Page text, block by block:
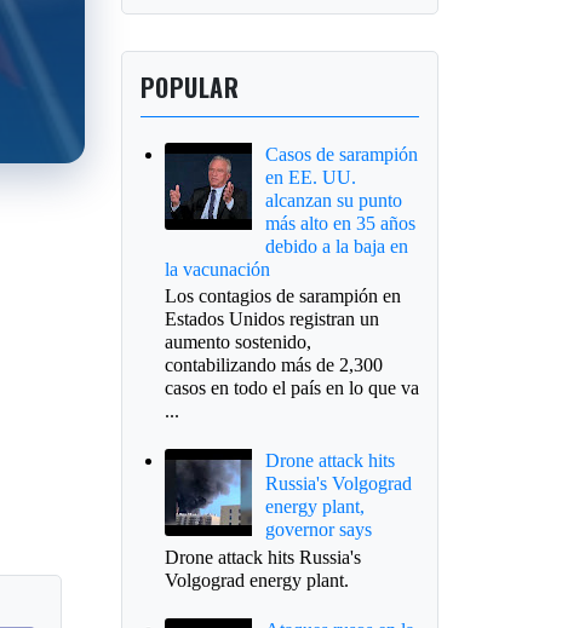
POPULAR
Casos de sarampión
en EE. UU.
alcanzan su punto
más alto en 35 años
debido a la baja en
la vacunación
Los contagios de sarampión en
Estados Unidos registran un
aumento sostenido,
contabilizando más de 2,300
casos en todo el país en lo que va
...
Drone attack hits
Russia's Volgograd
energy plant,
governor says
Drone attack hits Russia's
Volgograd energy plant.